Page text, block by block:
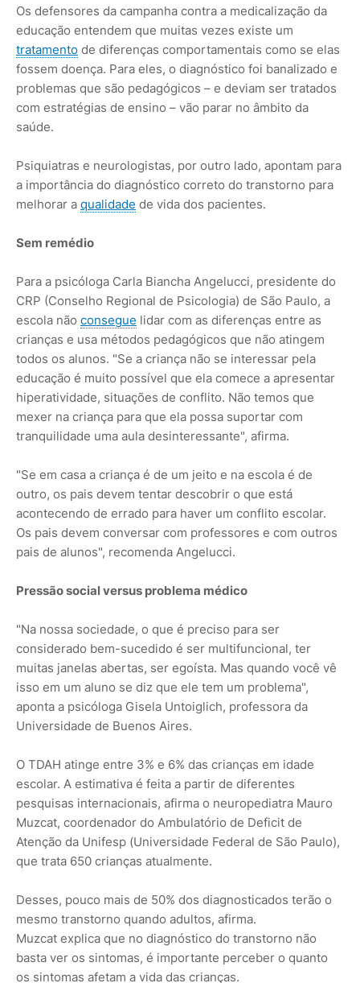
Os defensores da campanha contra a medicalização da
educação entendem que muitas vezes existe um
tratamento de diferenças comportamentais como se elas
fossem doença. Para eles, o diagnóstico foi banalizado e
problemas que são pedagógicos – e deviam ser tratados
com estratégias de ensino – vão parar no âmbito da
saúde.
Psiquiatras e neurologistas, por outro lado, apontam para
a importância do diagnóstico correto do transtorno para
melhorar a qualidade de vida dos pacientes.
Sem remédio
Para a psicóloga Carla Biancha Angelucci, presidente do
CRP (Conselho Regional de Psicologia) de São Paulo, a
escola não consegue lidar com as diferenças entre as
crianças e usa métodos pedagógicos que não atingem
todos os alunos. "Se a criança não se interessar pela
educação é muito possível que ela comece a apresentar
hiperatividade, situações de conflito. Não temos que
mexer na criança para que ela possa suportar com
tranquilidade uma aula desinteressante", afirma.
"Se em casa a criança é de um jeito e na escola é de
outro, os pais devem tentar descobrir o que está
acontecendo de errado para haver um conflito escolar.
Os pais devem conversar com professores e com outros
pais de alunos", recomenda Angelucci.
Pressão social versus problema médico
"Na nossa sociedade, o que é preciso para ser
considerado bem-sucedido é ser multifuncional, ter
muitas janelas abertas, ser egoísta. Mas quando você vê
isso em um aluno se diz que ele tem um problema",
aponta a psicóloga Gisela Untoiglich, professora da
Universidade de Buenos Aires.
O TDAH atinge entre 3% e 6% das crianças em idade
escolar. A estimativa é feita a partir de diferentes
pesquisas internacionais, afirma o neuropediatra Mauro
Muzcat, coordenador do Ambulatório de Deficit de
Atenção da Unifesp (Universidade Federal de São Paulo),
que trata 650 crianças atualmente.
Desses, pouco mais de 50% dos diagnosticados terão o
mesmo transtorno quando adultos, afirma.
Muzcat explica que no diagnóstico do transtorno não
basta ver os sintomas, é importante perceber o quanto
os sintomas afetam a vida das crianças.